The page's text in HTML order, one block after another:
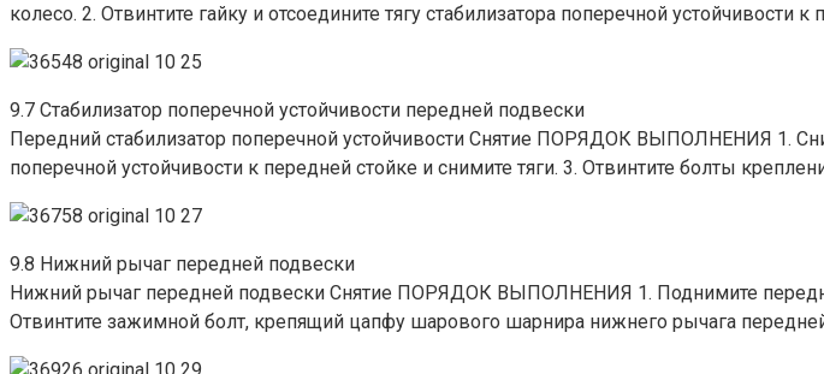
колесо. 2. Отвинтите гайку и отсоедините тягу стабилизатора поперечной устойчивости к
9.7 Стабилизатор поперечной устойчивости передней подвески
Передний стабилизатор поперечной устойчивости Снятие ПОРЯДОК ВЫПОЛНЕНИЯ 1.
поперечной устойчивости к передней стойке и снимите тяги. 3. Отвинтите болты
9.8 Нижний рычаг передней подвески
Нижний рычаг передней подвески Снятие ПОРЯДОК ВЫПОЛНЕНИЯ 1. Поднимите
Отвинтите зажимной болт, крепящий цапфу шарового шарнира нижнего рычага